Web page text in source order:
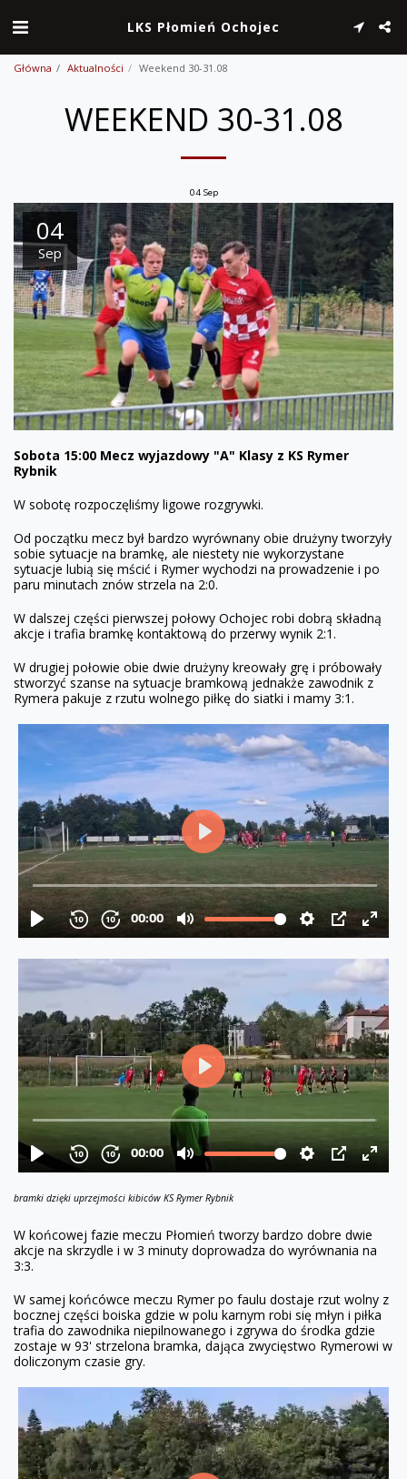
LKS Płomień Ochojec
Główna Aktualności Weekend 30-31.08
WEEKEND 30-31.08
04 Sep
04
Sep
Sobota 15:00 Mecz wyjazdowy "A" Klasy z KS Rymer
Rybnik
W sobotę rozpoczęliśmy ligowe rozgrywki.
Od początku mecz był bardzo wyrównany obie drużyny tworzyły
sobie sytuacje na bramkę, ale niestety nie wykorzystane
sytuacje lubią się mścić i Rymer wychodzi na prowadzenie i po
paru minutach znów strzela na 2:0.
W dalszej części pierwszej połowy Ochojec robi dobrą składną
akcje i trafia bramkę kontaktową do przerwy wynik 2:1.
W drugiej połowie obie dwie drużyny kreowały grę i próbowały
stworzyć szanse na sytuacje bramkową jednakże zawodnik z
Rymera pakuje z rzutu wolnego piłkę do siatki i mamy 3:1.
bramki dzięki uprzejmości kibiców KS Rymer Rybnik
W końcowej fazie meczu Płomień tworzy bardzo dobre dwie
akcje na skrzydle i w 3 minuty doprowadza do wyrównania na
3:3.
W samej końcówce meczu Rymer po faulu dostaje rzut wolny z
bocznej części boiska gdzie w polu karnym robi się młyn i piłka
trafia do zawodnika niepilnowanego i zgrywa do środka gdzie
zostaje w 93' strzelona bramka, dająca zwycięstwo Rymerowi w
doliczonym czasie gry.